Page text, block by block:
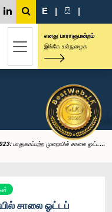
E | සි |
எனது பாராளுமன்றம்
இங்கே உள்நுழைக
பாதுகாப்பற்ற முறையில் சாலை ஓட்ட...
சாலை ஓட்டப்